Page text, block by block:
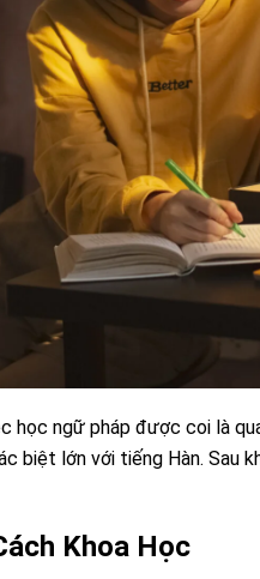
học ngữ pháp được coi là
biệt lớn với tiếng Hàn.
Khoa Học